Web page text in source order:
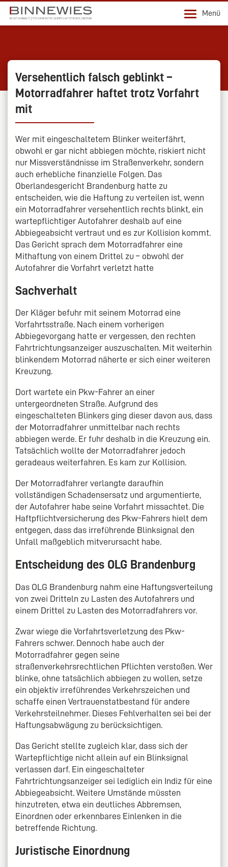
Menü
Versehentlich falsch geblinkt –
Motorradfahrer haftet trotz Vorfahrt
mit
Wer mit eingeschaltetem Blinker weiterfährt,
obwohl er gar nicht abbiegen möchte, riskiert nicht
nur Missverständnisse im Straßenverkehr, sondern
auch erhebliche finanzielle Folgen. Das
Oberlandesgericht Brandenburg hatte zu
entscheiden, wie die Haftung zu verteilen ist, wenn
ein Motorradfahrer versehentlich rechts blinkt, ein
wartepflichtiger Autofahrer deshalb auf eine
Abbiegeabsicht vertraut und es zur Kollision kommt.
Das Gericht sprach dem Motorradfahrer eine
Mithaftung von einem Drittel zu – obwohl der
Autofahrer die Vorfahrt verletzt hatte
Sachverhalt
Der Kläger befuhr mit seinem Motorrad eine
Vorfahrtsstraße. Nach einem vorherigen
Abbiegevorgang hatte er vergessen, den rechten
Fahrtrichtungsanzeiger auszuschalten. Mit weiterhin
blinkendem Motorrad näherte er sich einer weiteren
Kreuzung.
Dort wartete ein Pkw-Fahrer an einer
untergeordneten Straße. Aufgrund des
eingeschalteten Blinkers ging dieser davon aus, dass
der Motorradfahrer unmittelbar nach rechts
abbiegen werde. Er fuhr deshalb in die Kreuzung ein.
Tatsächlich wollte der Motorradfahrer jedoch
geradeaus weiterfahren. Es kam zur Kollision.
Der Motorradfahrer verlangte daraufhin
vollständigen Schadensersatz und argumentierte,
der Autofahrer habe seine Vorfahrt missachtet. Die
Haftpflichtversicherung des Pkw-Fahrers hielt dem
entgegen, dass das irreführende Blinksignal den
Unfall maßgeblich mitverursacht habe.
Entscheidung des OLG Brandenburg
Das OLG Brandenburg nahm eine Haftungsverteilung
von zwei Dritteln zu Lasten des Autofahrers und
einem Drittel zu Lasten des Motorradfahrers vor.
Zwar wiege die Vorfahrtsverletzung des Pkw-
Fahrers schwer. Dennoch habe auch der
Motorradfahrer gegen seine
straßenverkehrsrechtlichen Pflichten verstoßen. Wer
blinke, ohne tatsächlich abbiegen zu wollen, setze
ein objektiv irreführendes Verkehrszeichen und
schaffe einen Vertrauenstatbestand für andere
Verkehrsteilnehmer. Dieses Fehlverhalten sei bei der
Haftungsabwägung zu berücksichtigen.
Das Gericht stellte zugleich klar, dass sich der
Wartepflichtige nicht allein auf ein Blinksignal
verlassen darf. Ein eingeschalteter
Fahrtrichtungsanzeiger sei lediglich ein Indiz für eine
Abbiegeabsicht. Weitere Umstände müssten
hinzutreten, etwa ein deutliches Abbremsen,
Einordnen oder erkennbares Einlenken in die
betreffende Richtung.
Juristische Einordnung